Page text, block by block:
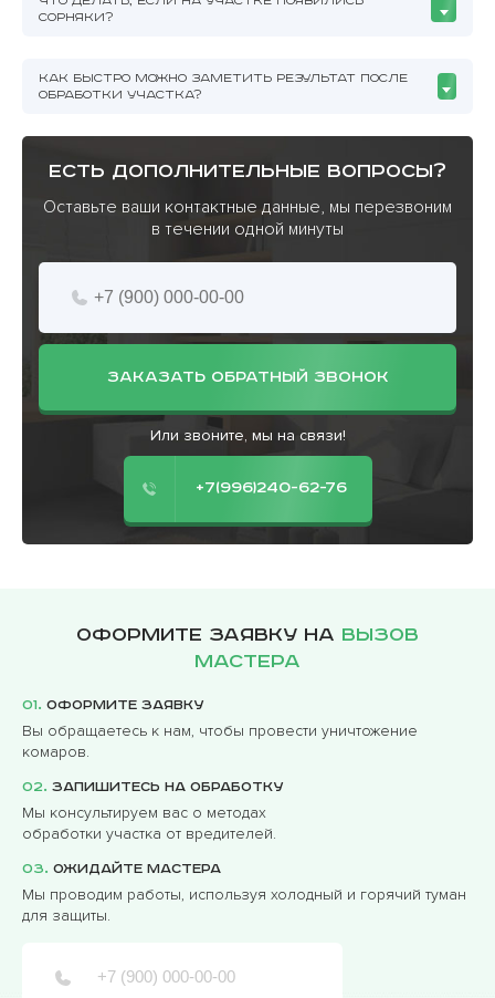
СОРНЯКИ?
КАК БЫСТРО МОЖНО ЗАМЕТИТЬ РЕЗУЛЬТАТ ПОСЛЕ
ОБРАБОТКИ УЧАСТКА?
есть дополнительные вопросы?
Оставьте ваши контактные данные, мы перезвоним
в течении одной минуты
ЗАКАЗАТЬ ОБРАТНЫЙ ЗВОНОК
Или звоните, мы на связи!
+7(996)240-62-76
Оформите заявку на вызов
мастера
01. Оформите заявку
Вы обращаетесь к нам, чтобы провести уничтожение
комаров.
02. Запишитесь на обработку
Мы консультируем вас о методах
обработки участка от вредителей.
03. Ожидайте мастера
Мы проводим работы, используя холодный и горячий туман
для защиты.